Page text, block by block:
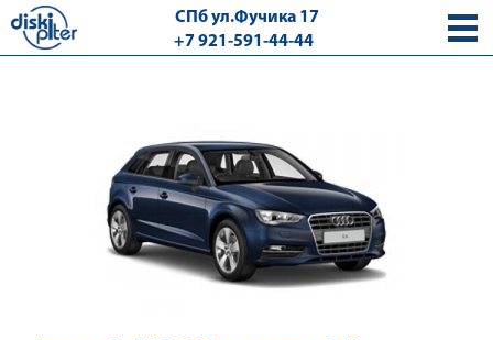
СПб ул.Фучика 17
+7 921-591-44-44